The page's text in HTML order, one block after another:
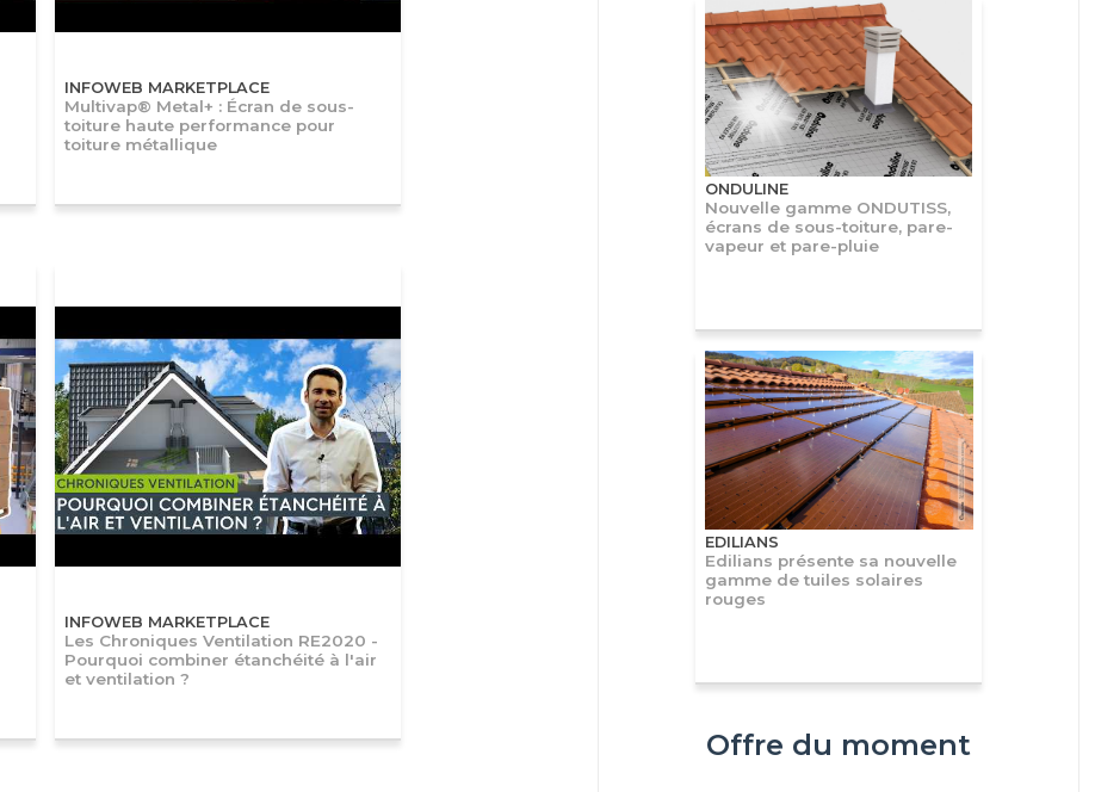
INFOWEB MARKETPLACE
Multivap® Metal+ : Écran de sous-
toiture haute performance pour
toiture métallique
INFOWEB MARKETPLACE
Les Chroniques Ventilation RE2020 -
Pourquoi combiner étanchéité à l'air
et ventilation ?
ONDULINE
Nouvelle gamme ONDUTISS,
écrans de sous-toiture, pare-
vapeur et pare-pluie
EDILIANS
Edilians présente sa nouvelle
gamme de tuiles solaires
rouges
Offre du moment